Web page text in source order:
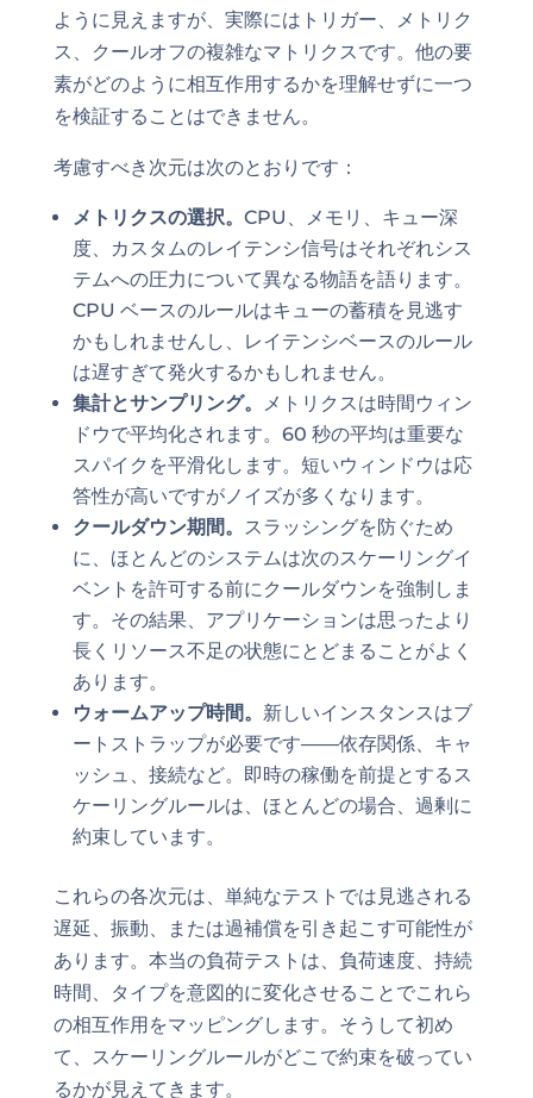
ように見えますが、実際にはトリガー、メトリク
ス、クールオフの複雑なマトリクスです。他の要
素がどのように相互作用するかを理解せずに一つ
を検証することはできません。
考慮すべき次元は次のとおりです：
メトリクスの選択。 CPU、メモリ、キュー深
度、カスタムのレイテンシ信号はそれぞれシス
テムへの圧力について異なる物語を語ります。
CPU ベースのルールはキューの蓄積を見逃す
かもしれませんし、レイテンシベースのルール
は遅すぎて発火するかもしれません。
集計とサンプリング。
メトリクスは時間ウィン
ドウで平均化されます。60 秒の平均は重要な
スパイクを平滑化します。短いウィンドウは応
答性が高いですがノイズが多くなります。
クールダウン期間。 スラッシングを防ぐため
に、ほとんどのシステムは次のスケーリングイ
ベントを許可する前にクールダウンを強制しま
す。その結果、アプリケーションは思ったより
長くリソース不足の状態にとどまることがよく
あります。
ウォームアップ時間。 新しいインスタンスはブ
ートストラップが必要です——依存関係、キャ
ッシュ、接続など。即時の稼働を前提とするス
ケーリングルールは、ほとんどの場合、過剰に
約束しています。
これらの各次元は、単純なテストでは見逃される
遅延、振動、または過補償を引き起こす可能性が
あります。本当の負荷テストは、負荷速度、持続
時間、タイプを意図的に変化させることでこれら
の相互作用をマッピングします。そうして初め
て、スケーリングルールがどこで約束を破ってい
るかが見えてきます。